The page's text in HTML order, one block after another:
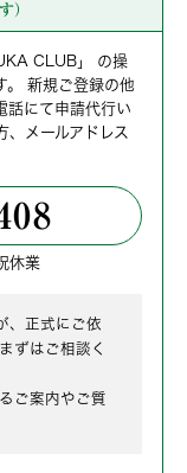
）
CLUB」 の操
。 新規ご登録の他
話にて申請代行い
、メールアドレス
休業
、正式にご依
ずはご相談く
ご案内やご質